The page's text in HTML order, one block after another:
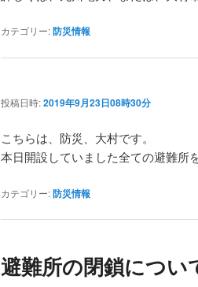
カテゴリー:防災情報
投稿日時:2019年9月23日08時30分
こちらは、防災、大村です。
本日開設していました全ての避難所
カテゴリー:防災情報
避難所の閉鎖につい